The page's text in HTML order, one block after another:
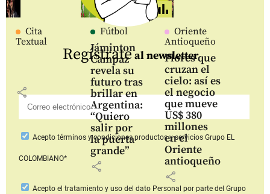
Cita
Textual
share
Fútbol
Jáminton
Campaz
revela su
futuro tras
brillar en
Argentina:
“Quiero
salir por
la puerta
grande”
share
Oriente
Antioqueño
Flores que
cruzan el
cielo: así es
el negocio
que mueve
US$ 380
millones
en el
Oriente
antioqueño
share
Regístrateal newsletter
Aceptotérminos y condiciones productos y serviciosGrupo EL
COLOMBIANO*
Acepto el tratamiento y uso del dato Personal por parte del Grupo